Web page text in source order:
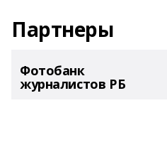
Партнеры
Фотобанк
журналистов РБ